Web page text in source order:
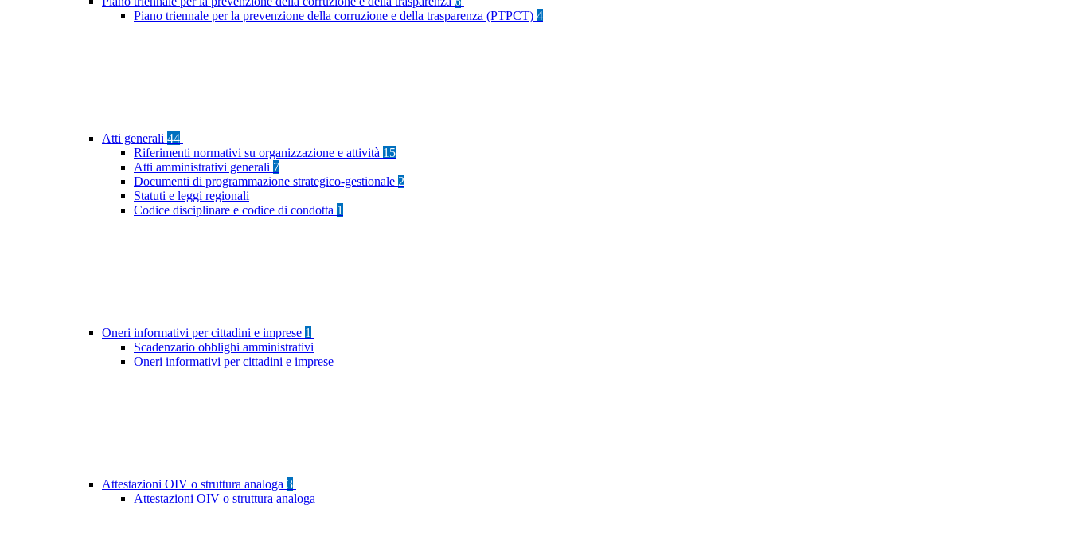
Piano triennale per la prevenzione della corruzione e della trasparenza (PTPCT) 4
Atti generali 44
Riferimenti normativi su organizzazione e attività 15
Atti amministrativi generali 7
Documenti di programmazione strategico-gestionale 2
Statuti e leggi regionali
Codice disciplinare e codice di condotta 1
Oneri informativi per cittadini e imprese 1
Scadenzario obblighi amministrativi
Oneri informativi per cittadini e imprese
Attestazioni OIV o struttura analoga 3
Attestazioni OIV o struttura analoga